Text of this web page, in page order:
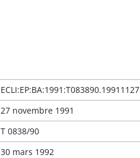
ECLI:EP:BA:1991:T083890.19911127
27 novembre 1991
T 0838/90
30 mars 1992